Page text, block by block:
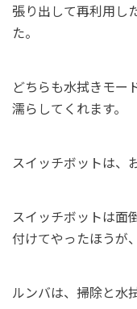
張り出して再利用し
た。
どちらも水拭きモー
濡らしてくれます。
スイッチボットは、
スイッチボットは面
付けてやったほうが
ルンバは、掃除と水